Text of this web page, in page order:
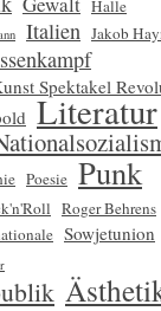
Halle
Italien Jakob
Spektakel
Literatur
Poesie Punk
Roger Behrens
Sowjetunion